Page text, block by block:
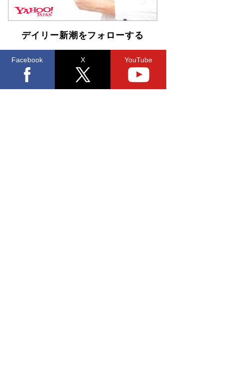
デイリー新潮をフォローする
Facebook X YouTube